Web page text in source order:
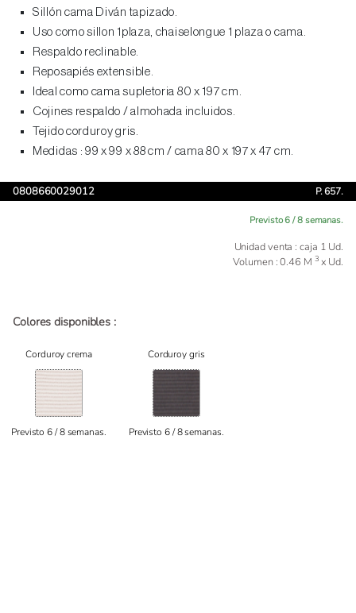
Sillón cama Diván tapizado.
Uso como sillon 1plaza, chaiselongue 1 plaza o cama.
Respaldo reclinable.
Reposapiés extensible.
Ideal como cama supletoria 80 x 197 cm.
Cojines respaldo / almohada incluidos.
Tejido corduroy gris.
Medidas : 99 x 99 x 88 cm / cama 80 x 197 x 47 cm.
0808660029012 P. 657.
Previsto 6 / 8 semanas.
Unidad venta : caja 1 Ud.
Volumen : 0.46 M 3 x Ud.
Colores disponibles :
Corduroy crema
Previsto 6 / 8 semanas.
Corduroy gris
Previsto 6 / 8 semanas.